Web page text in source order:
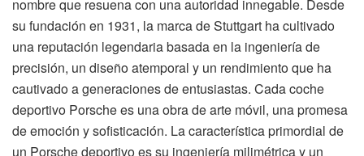
nombre que resuena con una autoridad innegable. Desde
su fundación en 1931, la marca de Stuttgart ha cultivado
una reputación legendaria basada en la ingeniería de
precisión, un diseño atemporal y un rendimiento que ha
cautivado a generaciones de entusiastas. Cada coche
deportivo Porsche es una obra de arte móvil, una promesa
de emoción y sofisticación. La característica primordial de
un Porsche deportivo es su ingeniería milimétrica y un